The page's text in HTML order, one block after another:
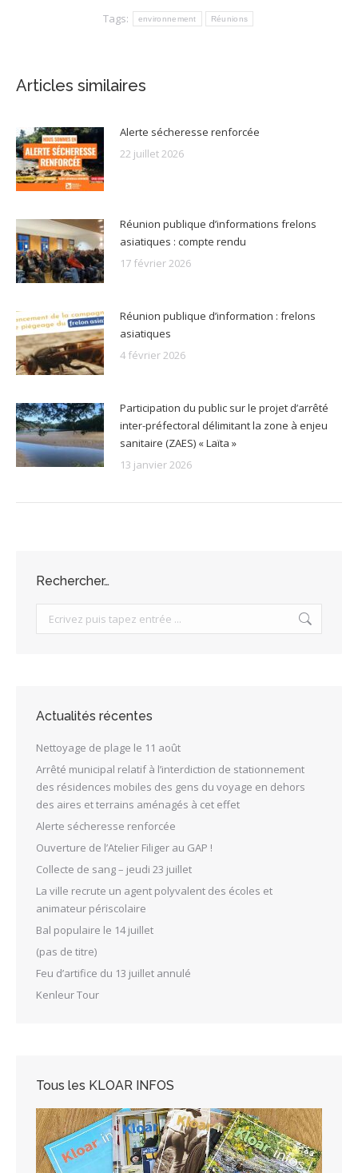
Tags:
environnement Réunions
Articles similaires
Alerte sécheresse renforcée
22 juillet 2026
Réunion publique d’informations frelons
asiatiques : compte rendu
17 février 2026
Réunion publique d’information : frelons
asiatiques
4 février 2026
Participation du public sur le projet d’arrêté
inter-préfectoral délimitant la zone à enjeu
sanitaire (ZAES) « Laïta »
13 janvier 2026
Rechercher…
Search:
Actualités récentes
Nettoyage de plage le 11 août
Arrêté municipal relatif à l’interdiction de stationnement
des résidences mobiles des gens du voyage en dehors
des aires et terrains aménagés à cet effet
Alerte sécheresse renforcée
Ouverture de l’Atelier Filiger au GAP !
Collecte de sang – jeudi 23 juillet
La ville recrute un agent polyvalent des écoles et
animateur périscolaire
Bal populaire le 14 juillet
(pas de titre)
Feu d’artifice du 13 juillet annulé
Kenleur Tour
Tous les KLOAR INFOS